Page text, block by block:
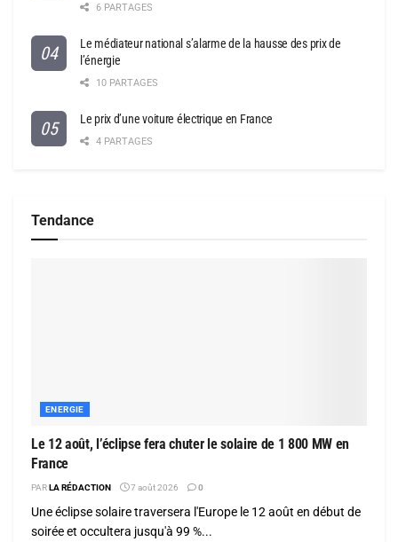
6 PARTAGES
Le médiateur national s’alarme de la hausse des prix de
l’énergie
10 PARTAGES
Le prix d’une voiture électrique en France
4 PARTAGES
Tendance
ENERGIE
Le 12 août, l’éclipse fera chuter le solaire de 1 800 MW en
France
PARLA RÉDACTION 7 août 2026 0
Une éclipse solaire traversera l'Europe le 12 août en début de
soirée et occultera jusqu'à 99 %...